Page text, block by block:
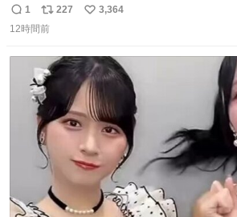
ぎ奪い去ったプリンの写真です。
返
信
1
リ
ポ
ト
数
227
い
数
3,364
12時間前